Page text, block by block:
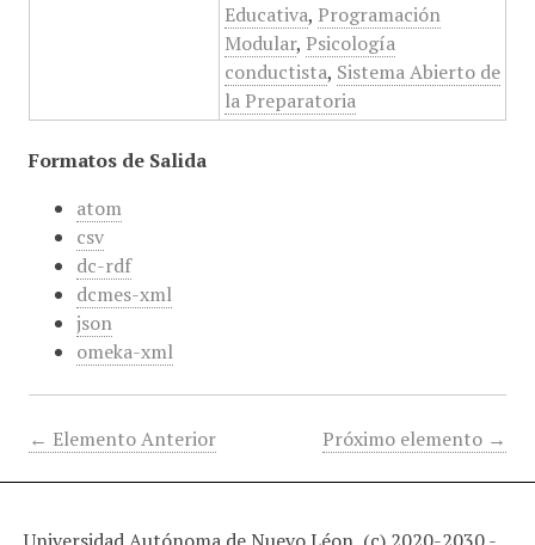
Educativa, Programación
Modular, Psicología
conductista, Sistema Abierto de
la Preparatoria
Formatos de Salida
atom
csv
dc-rdf
dcmes-xml
json
omeka-xml
← Elemento Anterior Próximo elemento →